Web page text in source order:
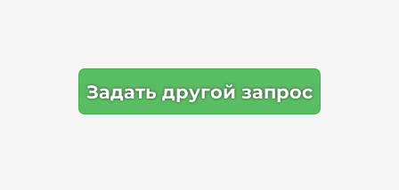
Задать другой запрос